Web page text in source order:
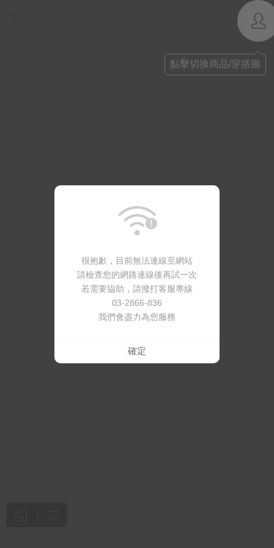
點擊切換商品/穿搭圖
很抱歉，目前無法連線至網站
請檢查您的網路連線後再試一次
若需要協助，請撥打客服專線
03-2866-836
我們會盡力為您服務
確定